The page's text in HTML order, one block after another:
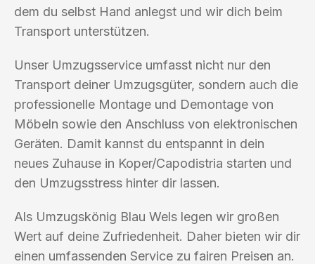
dem du selbst Hand anlegst und wir dich beim
Transport unterstützen.
Unser Umzugsservice umfasst nicht nur den
Transport deiner Umzugsgüter, sondern auch die
professionelle Montage und Demontage von
Möbeln sowie den Anschluss von elektronischen
Geräten. Damit kannst du entspannt in dein
neues Zuhause in Koper/Capodistria starten und
den Umzugsstress hinter dir lassen.
Als Umzugskönig Blau Wels legen wir großen
Wert auf deine Zufriedenheit. Daher bieten wir dir
einen umfassenden Service zu fairen Preisen an.